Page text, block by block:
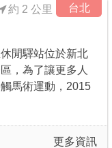
台北
約 2 公里
閒驛站位於新北
，為了讓更多人
馬術運動，2015
更多資訊